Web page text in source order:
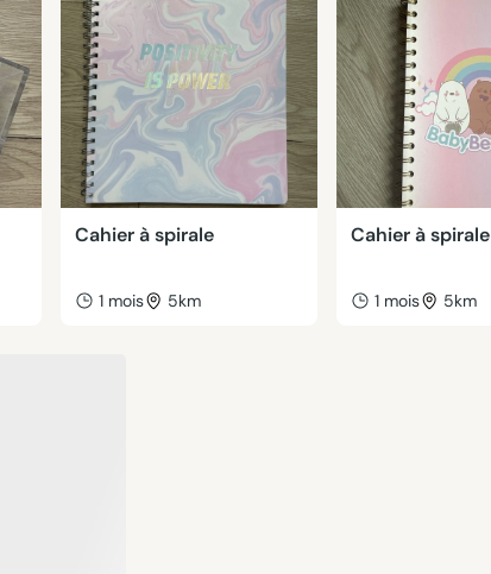
Cahier à spirale
1 mois 5km
Cahier à spirale
1 mois 5km